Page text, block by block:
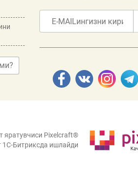
яратувчиси Pixelcraft®
1C-Битриксда ишлайди